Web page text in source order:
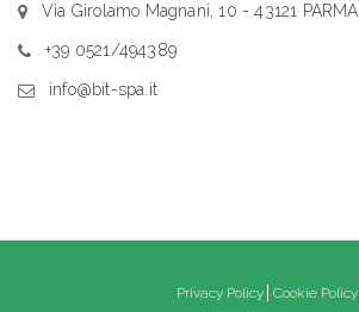
Via Girolamo Magnani, 10 - 43121 PARMA
+39 0521/494389
info@bit-spa.it
Privacy Policy Cookie Policy